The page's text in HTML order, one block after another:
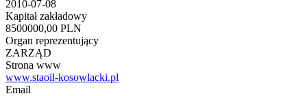
2010-07-08
Kapitał zakładowy
8500000,00 PLN
Organ reprezentujący
ZARZĄD
Strona www
www.staoil-kosowlacki.pl
Email